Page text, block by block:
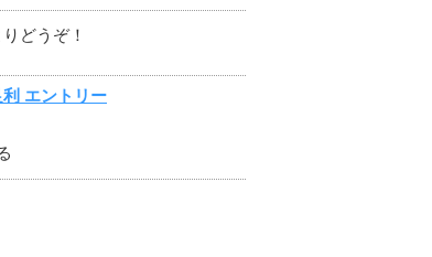
どうぞ！
エントリー